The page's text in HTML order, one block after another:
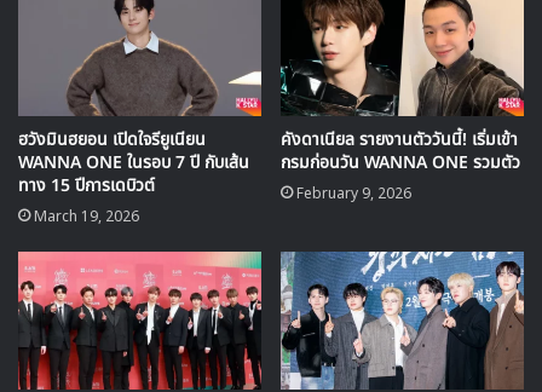
หลังจากที่มีการหยิบรางวัลสลับกัน ก็มีโมเมนต์ต่อเนื่อง ช่วงก่อน
ที่ จุนโฮ 2PM จะรับรางวัล เค้าได้พยายามเชคชื่อบนถ้วยรางวัล
ก่อน เพื่อความมั่นใจก่อนรับรางวัล